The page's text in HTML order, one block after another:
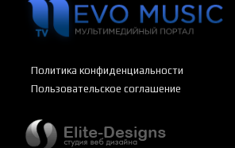
Политика конфиденциальности
Пользовательское соглашение